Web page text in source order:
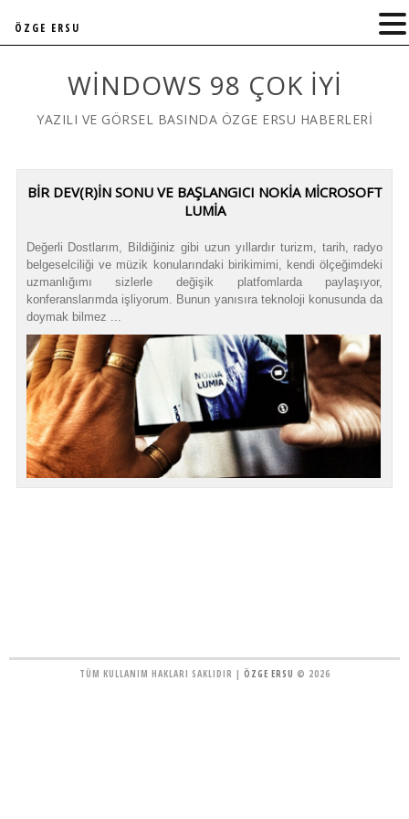
WINDOWS 98 ÇOK İYI
YAZILI VE GÖRSEL BASINDA ÖZGE ERSU HABERLERİ
BIR DEV(R)IN SONU VE BAŞLANGICI NOKIA MICROSOFT
LUMIA
Değerli Dostlarım, Bildiğiniz gibi uzun yıllardır turizm, tarih, radyo
belgeselciliği ve müzik konularındaki birikimimi, kendi ölçeğimdeki
uzmanlığımı sizlerle değişik platfomlarda paylaşıyor,
konferanslarımda işliyorum. Bunun yanısıra teknoloji konusunda da
doymak bilmez ...
TÜM KULLANIM HAKLARI SAKLIDIR | ÖZGE ERSU © 2026
ÖZGE ERSU